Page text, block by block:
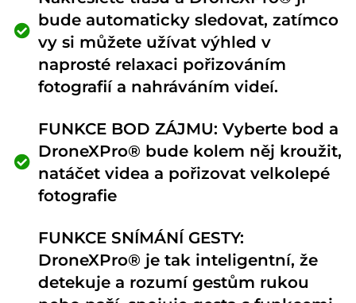
bude automaticky sledovat, zatímco
vy si můžete užívat výhled v
naprosté relaxaci pořizováním
fotografií a nahráváním videí.
FUNKCE BOD ZÁJMU: Vyberte bod a
DroneXPro® bude kolem něj kroužit,
natáčet videa a pořizovat velkolepé
fotografie
FUNKCE SNÍMÁNÍ GESTY:
DroneXPro® je tak inteligentní, že
detekuje a rozumí gestům rukou